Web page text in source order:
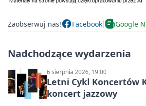
Zaobserwuj nas! Facebook Google
Nadchodzące wydarzenia
6 sierpnia 2026, 19:00
Letni Cykl Koncertów
koncert jazzowy